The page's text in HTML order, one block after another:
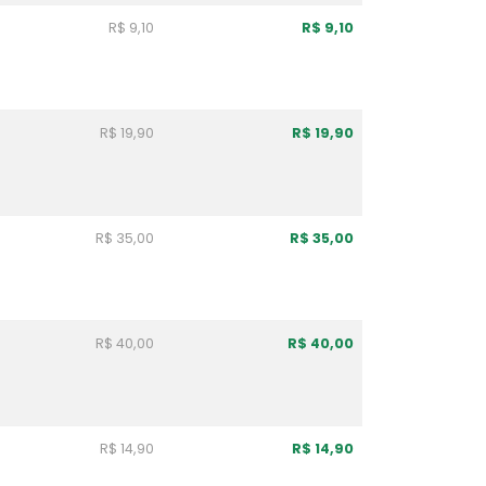
R$ 9,10 R$ 9,10
R$ 19,90 R$ 19,90
R$ 35,00 R$ 35,00
R$ 40,00 R$ 40,00
R$ 14,90 R$ 14,90